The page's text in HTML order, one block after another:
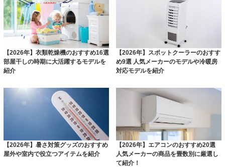
【2026年】衣類乾燥機のおすすめ16選
部屋干しの時期に大活躍するモデルを
紹介
【2026年】スポットクーラーのおすす
め9選 人気メーカーのモデルや冷暖房
対応モデルを紹介
【2026年】暑さ対策グッズのおすすめ
屋外や室内で役立つアイテムを紹介
【2026年】エアコンのおすすめ20選
人気メーカーの商品を畳数別に厳選し
て紹介！